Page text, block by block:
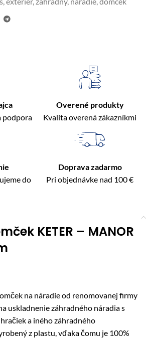
podpora
Overené produkty
Kvalita overená zákazníkmi
do
Doprava zadarmo
Pri objednávke nad 100 €
KETER – MANOR
na náradie od renomovanej firmy
uskladnenie záhradného náradia s
a iného záhradného
z plastu, vďaka čomu je 100%